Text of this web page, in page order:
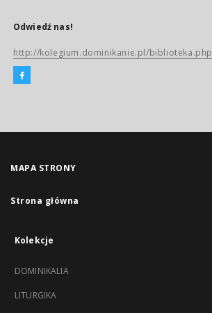
Odwiedź nas!
http://kolegium.dominikanie.pl/biblioteka.php
MAPA STRONY
Strona główna
Kolekcje
DOMINIKALIA
LITURGIKA